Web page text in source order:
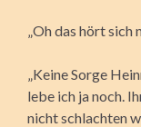
„Oh das hört sich
„Keine Sorge
lebe ich ja noch.
nicht schlachten